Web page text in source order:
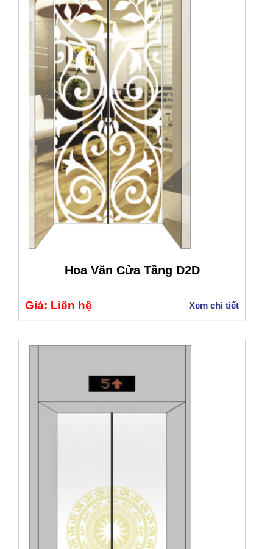
Hoa Văn Cửa Tầng D2D
Giá: Liên hệ Xem chi tiết